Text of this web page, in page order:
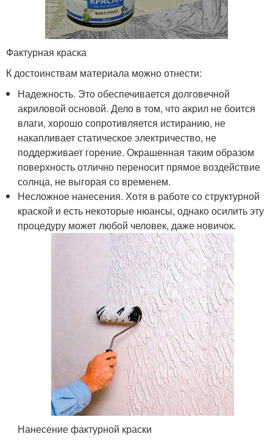
Фактурная краска
К достоинствам материала можно отнести:
Надежность. Это обеспечивается долговечной
акриловой основой. Дело в том, что акрил не боится
влаги, хорошо сопротивляется истиранию, не
накапливает статическое электричество, не
поддерживает горение. Окрашенная таким образом
поверхность отлично переносит прямое воздействие
солнца, не выгорая со временем.
Несложное нанесения. Хотя в работе со структурной
краской и есть некоторые нюансы, однако осилить эту
процедуру может любой человек, даже новичок.
Нанесение фактурной краски